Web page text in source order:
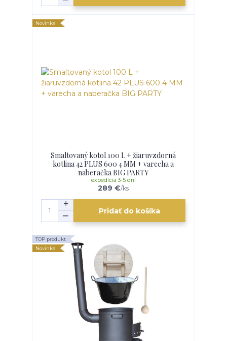
Novinka
Smaltovaný kotol 100 L + žiaruvzdorná
kotlina 42 PLUS 600 4 MM + varecha a
naberačka BIG PARTY
289 €/ks
expedícia 3-5 dní
Pridať do košíka
TOP produkt
Novinka